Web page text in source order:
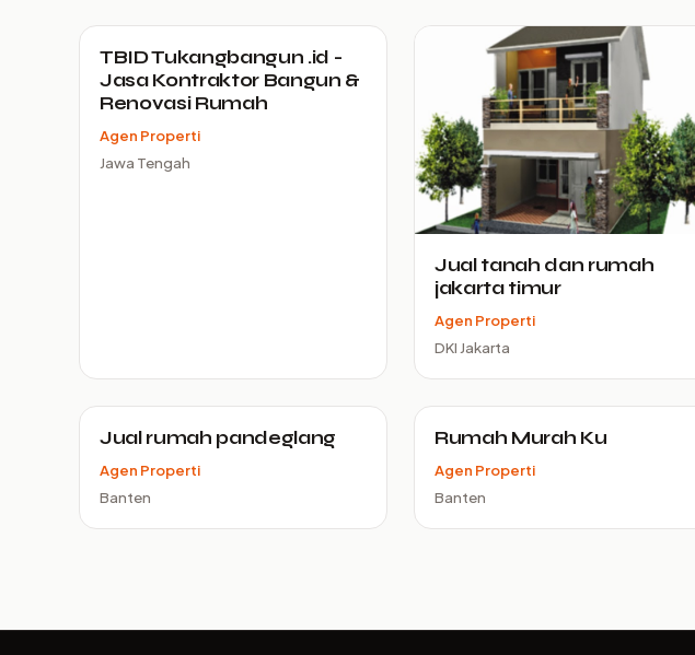
TBID Tukangbangun .id -
Jasa Kontraktor Bangun &
Renovasi Rumah
Agen Properti
Jawa Tengah
Jual tanah dan rumah
jakarta timur
Agen Properti
DKI Jakarta
Jual rumah pandeglang
Agen Properti
Banten
Rumah Murah Ku
Agen Properti
Banten